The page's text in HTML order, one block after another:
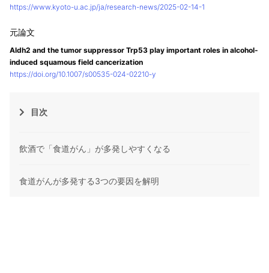
https://www.kyoto-u.ac.jp/ja/research-news/2025-02-14-1
Aldh2 and the tumor suppressor Trp53 play important roles in alcohol-
induced squamous field cancerization
https://doi.org/10.1007/s00535-024-02210-y
目次
飲酒で「食道がん」が多発しやすくなる
食道がんが多発する3つの要因を解明